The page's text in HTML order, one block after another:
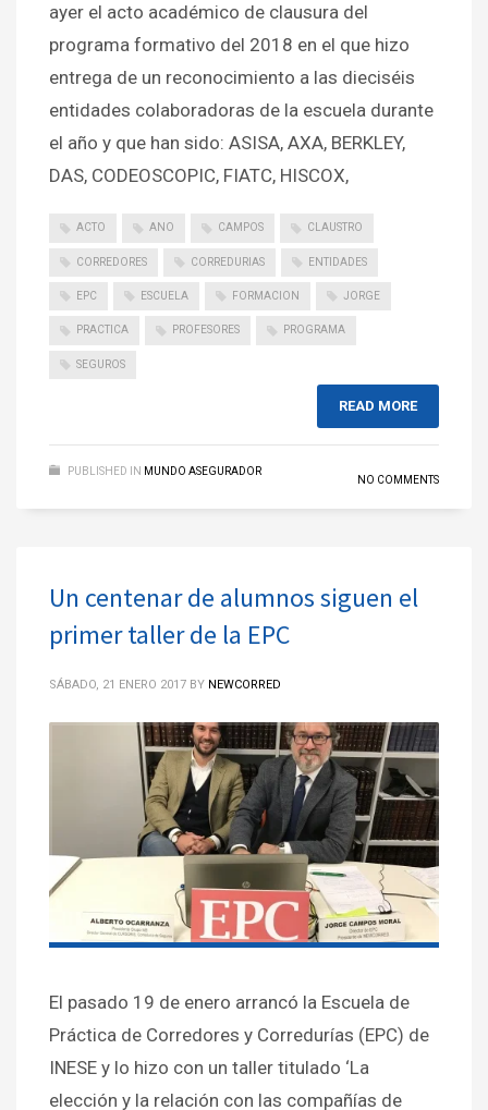
ayer el acto académico de clausura del
programa formativo del 2018 en el que hizo
entrega de un reconocimiento a las dieciséis
entidades colaboradoras de la escuela durante
el año y que han sido: ASISA, AXA, BERKLEY,
DAS, CODEOSCOPIC, FIATC, HISCOX,
ACTO ANO CAMPOS CLAUSTRO
CORREDORES CORREDURIAS ENTIDADES
EPC ESCUELA FORMACION JORGE
PRACTICA PROFESORES PROGRAMA
SEGUROS
READ MORE
PUBLISHED IN MUNDO ASEGURADOR
NO COMMENTS
Un centenar de alumnos siguen el
primer taller de la EPC
SÁBADO, 21 ENERO 2017 BY NEWCORRED
El pasado 19 de enero arrancó la Escuela de
Práctica de Corredores y Corredurías (EPC) de
INESE y lo hizo con un taller titulado ‘La
elección y la relación con las compañías de